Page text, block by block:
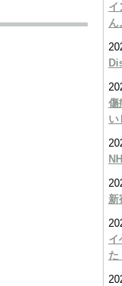
イ
ん
傷
い
新
イ
た